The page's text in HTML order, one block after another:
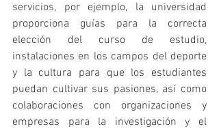
servicios, por ejemplo, la universidad
proporciona guías para la correcta
elección del curso de estudio,
instalaciones en los campos del deporte
y la cultura para que los estudiantes
puedan cultivar sus pasiones, así como
colaboraciones con organizaciones y
empresas para la investigación y el